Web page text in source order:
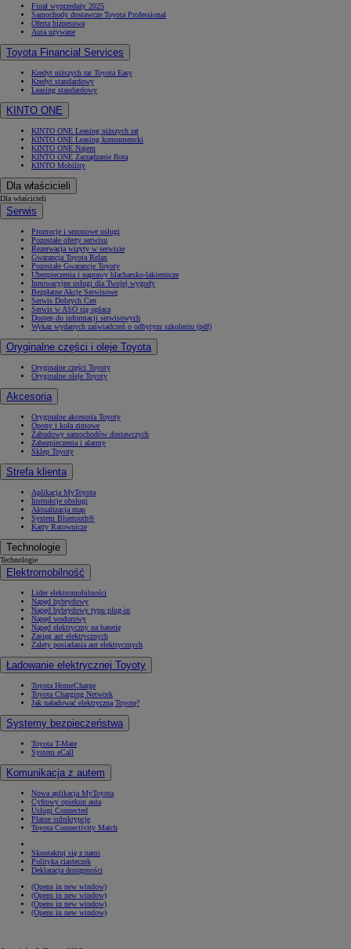
Finał wyprzedaży 2025
Samochody dostawcze Toyota Professional
Oferta biznesowa
Auta używane
Toyota Financial Services
Kredyt niższych rat Toyota Easy
Kredyt standardowy
Leasing standardowy
KINTO ONE
KINTO ONE Leasing niższych rat
KINTO ONE Leasing konsumencki
KINTO ONE Najem
KINTO ONE Zarządzanie flotą
KINTO Mobility
Dla właścicieli
Dla właścicieli
Serwis
Promocje i sezonowe usługi
Pozostałe oferty serwisu
Rezerwacja wizyty w serwisie
Gwarancja Toyota Relax
Pozostałe Gwarancje Toyoty
Ubezpieczenia i naprawy blacharsko-lakiernicze
Innowacyjne usługi dla Twojej wygody
Bezpłatne Akcje Serwisowe
Serwis Dobrych Cen
Serwis w ASO się opłaca
Dostęp do informacji serwisowych
Wykaz wydanych zaświadczeń o odbytym szkoleniu (pdf)
Oryginalne części i oleje Toyota
Oryginalne części Toyoty
Oryginalne oleje Toyoty
Akcesoria
Oryginalne akcesoria Toyoty
Opony i koła zimowe
Zabudowy samochodów dostawczych
Zabezpieczenia i alarmy
Sklep Toyoty
Strefa klienta
Aplikacja MyToyota
Instrukcje obsługi
Aktualizacja map
System Bluetooth®
Karty Ratownicze
Technologie
Technologie
Elektromobilność
Lider elektromobilności
Napęd hybrydowy
Napęd hybrydowy typu plug-in
Napęd wodorowy
Napęd elektryczny na baterię
Zasięg aut elektrycznych
Zalety posiadania aut elektrycznych
Ładowanie elektrycznej Toyoty
Toyota HomeCharge
Toyota Charging Network
Jak naładować elektryczną Toyotę?
Systemy bezpieczeństwa
Toyota T-Mate
System eCall
Komunikacja z autem
Nowa aplikacja MyToyota
Cyfrowy opiekun auta
Usługi Connected
Płatne subskrypcje
Toyota Connectivity Match
Skontaktuj się z nami
Polityka ciasteczek
Deklaracja dostępności
(Opens in new window)
(Opens in new window)
(Opens in new window)
(Opens in new window)